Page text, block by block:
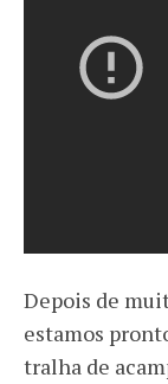
Depois de
estamos
tralha de